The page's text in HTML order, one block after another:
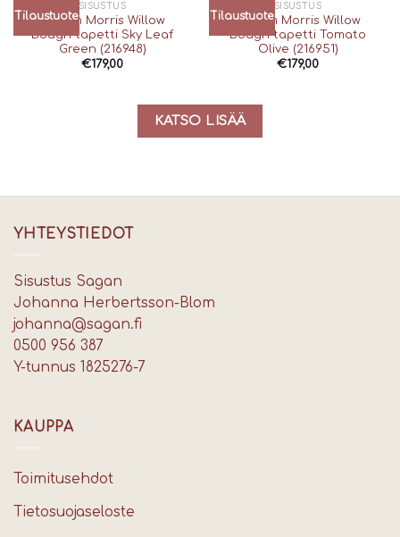
Tilaustuote
SISUSTUS
William Morris Willow
Bough tapetti Sky Leaf
Green (216948)
€179,00
Tilaustuote
SISUSTUS
William Morris Willow
Bough tapetti Tomato
Olive (216951)
€179,00
KATSO LISÄÄ
YHTEYSTIEDOT
Sisustus Sagan
Johanna Herbertsson-Blom
johanna@sagan.fi
0500 956 387
Y-tunnus 1825276-7
KAUPPA
Toimitusehdot
Tietosuojaseloste